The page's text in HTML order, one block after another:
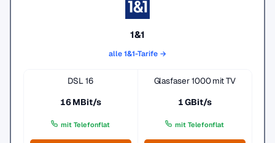
1&1
alle 1&1-Tarife →
DSL 16
16 MBit/s
mit Telefonflat
Glasfaser 1000 mit TV
1 GBit/s
mit Telefonflat